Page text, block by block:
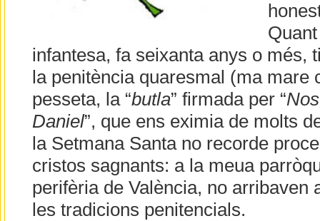
infantesa, fa seixanta anys o més,
la penitència quaresmal (ma mare
pesseta, la “butla” firmada per “
Daniel”, que ens eximia de molts
la Setmana Santa no recorde
cristos sagnants: a la meua
perifèria de València, no arribaven
les tradicions penitencials.